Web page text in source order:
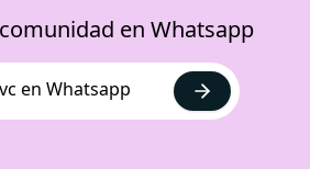
en Whatsapp
en Whatsapp